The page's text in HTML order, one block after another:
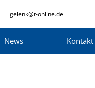
gelenk@t-online.de
News Kontakt